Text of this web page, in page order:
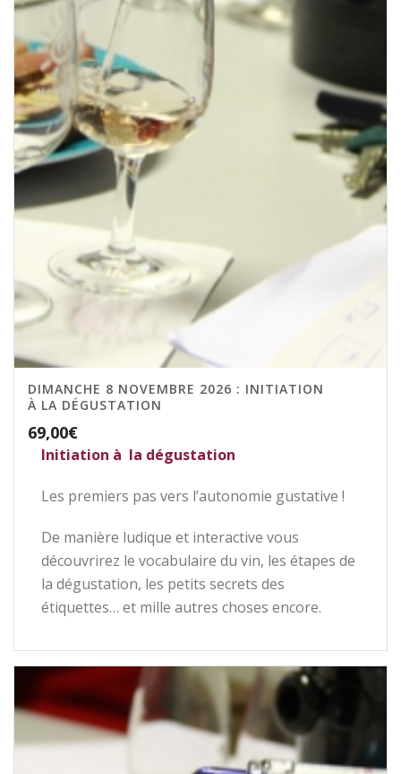
DIMANCHE 8 NOVEMBRE 2026 : INITIATION
À LA DÉGUSTATION
69,00€
Initiation à la dégustation
Les premiers pas vers l’autonomie gustative !
De manière ludique et interactive vous
découvrirez le vocabulaire du vin, les étapes de
la dégustation, les petits secrets des
étiquettes… et mille autres choses encore.